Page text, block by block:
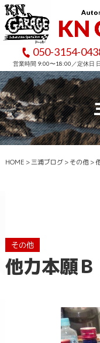
050-3154-
営業時間 9:00〜18:00／定休日
HOME >三浦ブログ>その他>
その他
他力本願Ｂ